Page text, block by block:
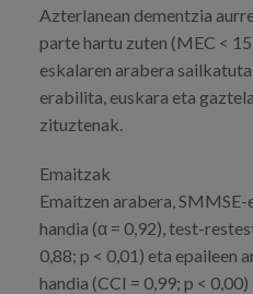
Azterlanean dementzia
parte hartu zuten (MEC <
eskalaren arabera
erabilita, euskara eta
zituztenak.
Emaitzak
Emaitzen arabera,
handia (α = 0,92), test-
0,88; p < 0,01) eta epaileen
handia (CCI = 0,99; p <